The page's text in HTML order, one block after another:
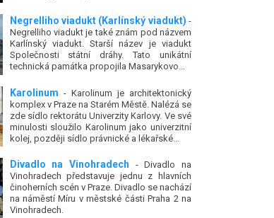
Negrelliho viadukt (Karlínský viadukt) -
Negrelliho viadukt je také znám pod názvem
Karlínský viadukt. Starší název je viadukt
Společnosti státní dráhy. Tato unikátní
technická památka propojila Masarykovo...
Karolinum - Karolinum je architektonický
komplex v Praze na Starém Městě. Nalézá se
zde sídlo rektorátu Univerzity Karlovy. Ve své
minulosti sloužilo Karolinum jako univerzitní
kolej, později sídlo právnické a lékařské...
Divadlo na Vinohradech - Divadlo na
Vinohradech představuje jednu z hlavních
činoherních scén v Praze. Divadlo se nachází
na náměstí Míru v městské části Praha 2 na
Vinohradech.